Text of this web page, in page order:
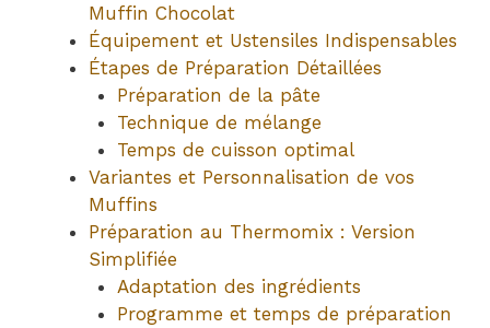
Muffin Chocolat
Équipement et Ustensiles Indispensables
Étapes de Préparation Détaillées
Préparation de la pâte
Technique de mélange
Temps de cuisson optimal
Variantes et Personnalisation de vos
Muffins
Préparation au Thermomix : Version
Simplifiée
Adaptation des ingrédients
Programme et temps de préparation